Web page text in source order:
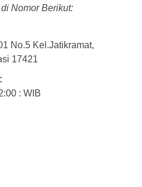
Nomor Berikut:
No.5 Kel.Jatikramat,
17421
: WIB